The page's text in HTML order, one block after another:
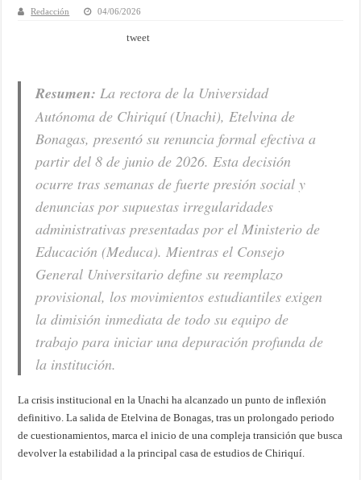
Redacción 04/06/2026
tweet
Resumen: La rectora de la Universidad
Autónoma de Chiriquí (Unachi), Etelvina de
Bonagas, presentó su renuncia formal efectiva a
partir del 8 de junio de 2026. Esta decisión
ocurre tras semanas de fuerte presión social y
denuncias por supuestas irregularidades
administrativas presentadas por el Ministerio de
Educación (Meduca). Mientras el Consejo
General Universitario define su reemplazo
provisional, los movimientos estudiantiles exigen
la dimisión inmediata de todo su equipo de
trabajo para iniciar una depuración profunda de
la institución.
La crisis institucional en la Unachi ha alcanzado un punto de inflexión
definitivo. La salida de Etelvina de Bonagas, tras un prolongado periodo
de cuestionamientos, marca el inicio de una compleja transición que busca
devolver la estabilidad a la principal casa de estudios de Chiriquí.